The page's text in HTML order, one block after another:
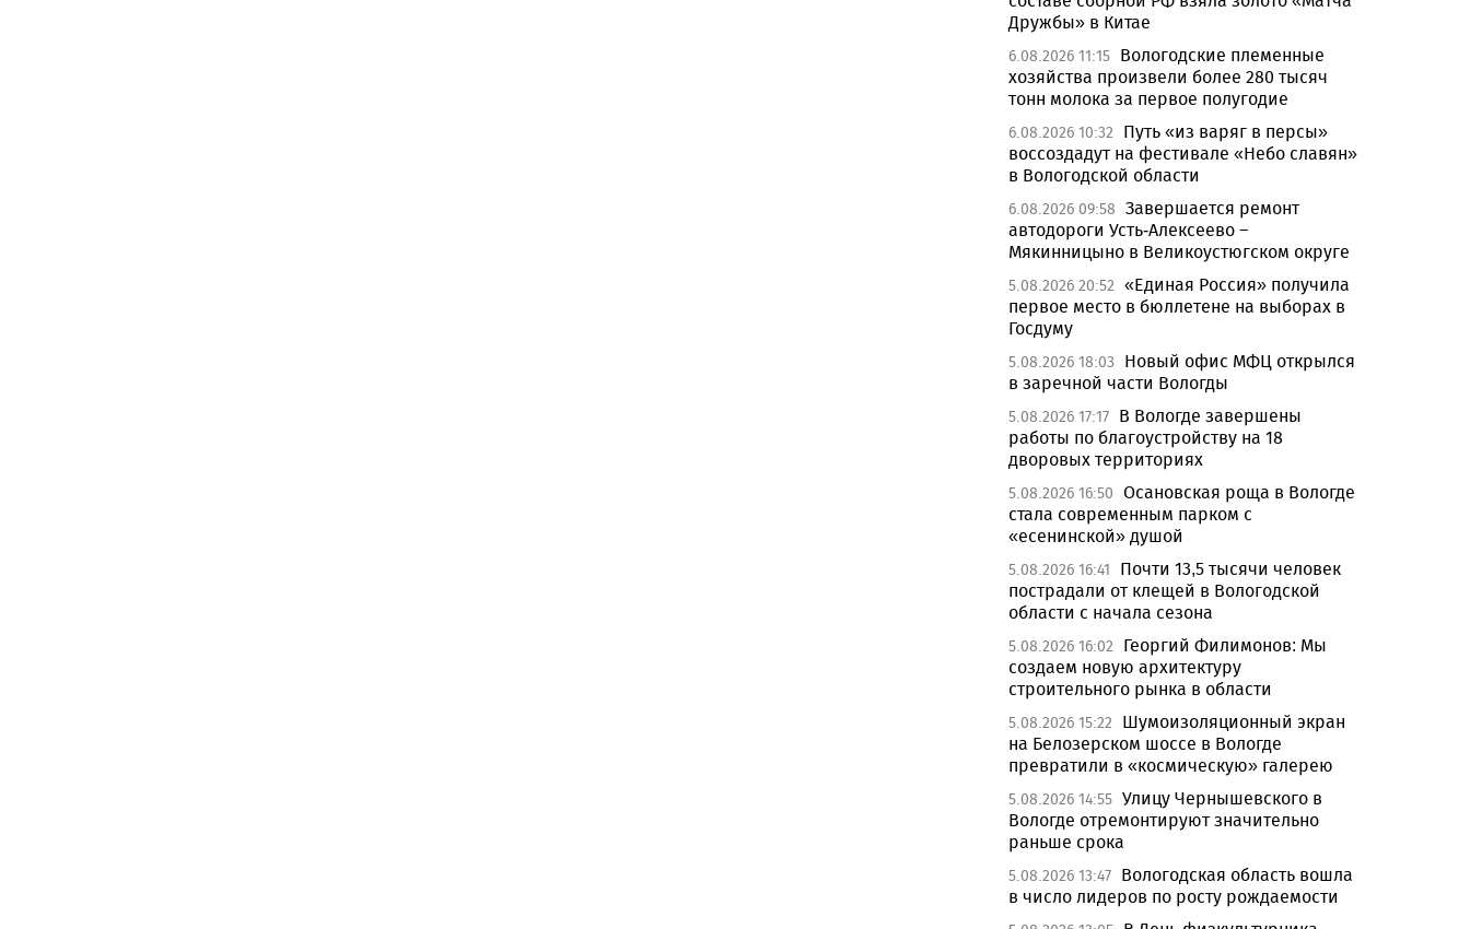
Дружбы» в Китае
6.08.2026 11:15 Вологодские племенные
хозяйства произвели более 280 тысяч
тонн молока за первое полугодие
6.08.2026 10:32
Путь «из варяг в персы»
воссоздадут на фестивале «Небо славян»
в Вологодской области
6.08.2026 09:58 Завершается ремонт
автодороги Усть-Алексеево –
Мякинницыно в Великоустюгском округе
5.08.2026 20:52 «Единая Россия» получила
первое место в бюллетене на выборах в
Госдуму
5.08.2026 18:03
Новый офис МФЦ открылся
в заречной части Вологды
5.08.2026 17:17 В Вологде завершены
работы по благоустройству на 18
дворовых территориях
5.08.2026 16:50 Осановская роща в Вологде
стала современным парком с
«есенинской» душой
5.08.2026 16:41
Почти 13,5 тысячи человек
пострадали от клещей в Вологодской
области с начала сезона
5.08.2026 16:02
Георгий Филимонов: Мы
создаем новую архитектуру
строительного рынка в области
5.08.2026 15:22
Шумоизоляционный экран
на Белозерском шоссе в Вологде
превратили в «космическую» галерею
5.08.2026 14:55 Улицу Чернышевского в
Вологде отремонтируют значительно
раньше срока
5.08.2026 13:47 Вологодская область вошла
в число лидеров по росту рождаемости